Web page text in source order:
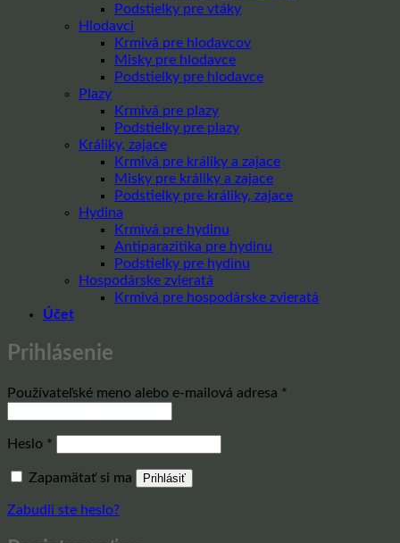
Podstielky pre vtáky
Hlodavci
Krmivá pre hlodavcov
Misky pre hlodavce
Podstielky pre hlodavce
Plazy
Krmivá pre plazy
Podstielky pre plazy
Králiky, zajace
Krmivá pre králiky a zajace
Misky pre králiky a zajace
Podstielky pre králiky, zajace
Hydina
Krmivá pre hydinu
Antiparazitika pre hydinu
Podstielky pre hydinu
Hospodárske zvieratá
Krmivá pre hospodárske zvieratá
Účet
Prihlásenie
Používateľské meno alebo e-mailová adresa *
Heslo *
Zapamätať si ma Prihlásiť
Zabudli ste heslo?